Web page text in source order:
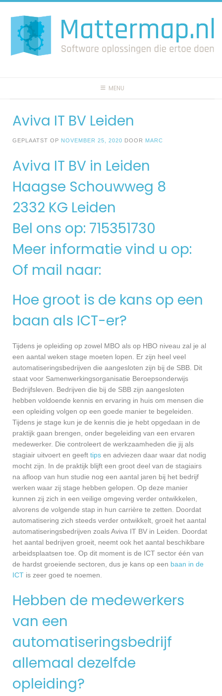
naar
inhoud
MENU
Aviva IT BV Leiden
GEPLAATST OP NOVEMBER 25, 2020 DOOR MARC
Aviva IT BV in Leiden
Haagse Schouwweg 8
2332 KG Leiden
Bel ons op: 715351730
Meer informatie vind u op:
Of mail naar:
Hoe groot is de kans op een
baan als ICT-er?
Tijdens je opleiding op zowel MBO als op HBO niveau zal je al
een aantal weken stage moeten lopen. Er zijn heel veel
automatiseringsbedrijven die aangesloten zijn bij de SBB. Dit
staat voor Samenwerkingsorganisatie Beroepsonderwijs
Bedrijfsleven. Bedrijven die bij de SBB zijn aangesloten
hebben voldoende kennis en ervaring in huis om mensen die
een opleiding volgen op een goede manier te begeleiden.
Tijdens je stage kun je de kennis die je hebt opgedaan in de
praktijk gaan brengen, onder begeleiding van een ervaren
medewerker. Die controleert de werkzaamheden die jij als
stagiair uitvoert en geeft tips en adviezen daar waar dat nodig
mocht zijn. In de praktijk blijft een groot deel van de stagiairs
na afloop van hun studie nog een aantal jaren bij het bedrijf
werken waar zij stage hebben gelopen. Op deze manier
kunnen zij zich in een veilige omgeving verder ontwikkelen,
alvorens de volgende stap in hun carrière te zetten. Doordat
automatisering zich steeds verder ontwikkelt, groeit het aantal
automatiseringsbedrijven zoals Aviva IT BV in Leiden. Doordat
het aantal bedrijven groeit, neemt ook het aantal beschikbare
arbeidsplaatsen toe. Op dit moment is de ICT sector één van
de hardst groeiende sectoren, dus je kans op een baan in de
ICT is zeer goed te noemen.
Hebben de medewerkers
van een
automatiseringsbedrijf
allemaal dezelfde
opleiding?